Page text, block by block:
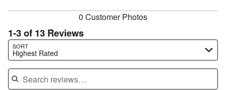
0 Customer Photos
1-3 of 13 Reviews
SORT
Highest Rated
Search reviews…